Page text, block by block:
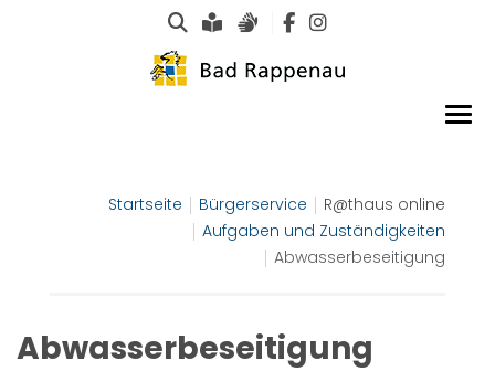
Suche
Leichte Sprache
Gebärdensprachen
Startseite Bürgerservice
R@thaus online
Aufgaben und Zuständigkeiten
Abwasserbeseitigung
Abwasserbeseitigung